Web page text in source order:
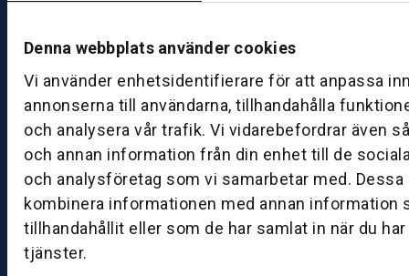
Denna webbplats använder cookies
Vi använder enhetsidentifierare för att anpassa
annonserna till användarna, tillhandahålla
och analysera vår trafik. Vi vidarebefordrar även
och annan information från din enhet till de
och analysföretag som vi samarbetar med. Dessa
kombinera informationen med annan information
tillhandahållit eller som de har samlat in när du
tjänster.
0
B
S
k
ö
v
d